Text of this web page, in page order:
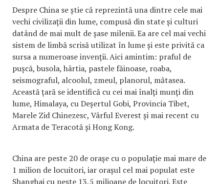
Despre China se știe că reprezintă una dintre cele mai
vechi civilizații din lume, compusă din state și culturi
datând de mai mult de șase milenii. Ea are cel mai vechi
sistem de limbă scrisă utilizat în lume și este privită ca
sursa a numeroase invenții. Aici amintim: praful de
pușcă, busola, hârtia, pastele făinoase, roaba,
seismograful, alcoolul, zmeul, planorul, mătasea.
Această țară se identifică cu cei mai înalți munți din
lume, Himalaya, cu Deșertul Gobi, Provincia Tibet,
Marele Zid Chinezesc, Vârful Everest și mai recent cu
Armata de Teracotă și Hong Kong.
China are peste 20 de orașe cu o populație mai mare de
1 milion de locuitori, iar orașul cel mai populat este
Shanghai cu peste 13,5 milioane de locuitori. Este